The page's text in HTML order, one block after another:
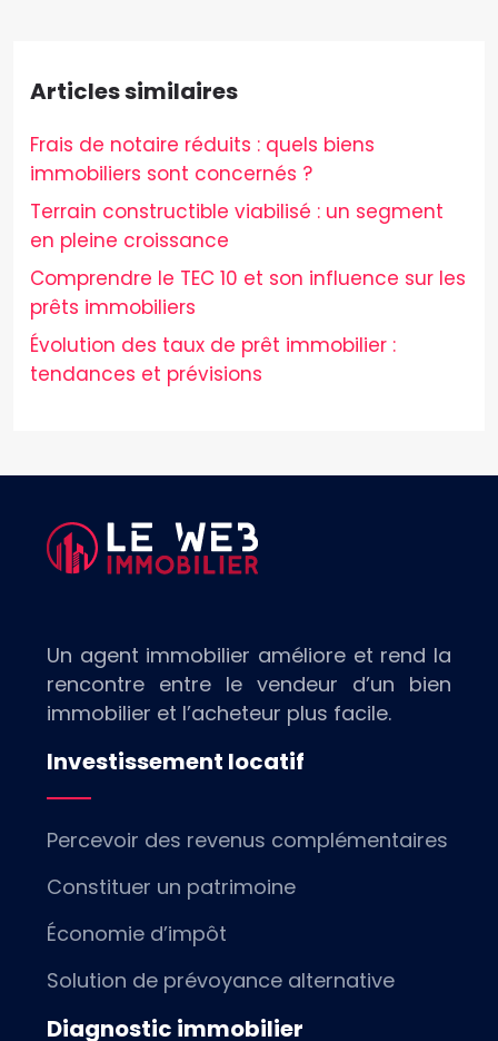
Articles similaires
Frais de notaire réduits : quels biens
immobiliers sont concernés ?
Terrain constructible viabilisé : un segment
en pleine croissance
Comprendre le TEC 10 et son influence sur les
prêts immobiliers
Évolution des taux de prêt immobilier :
tendances et prévisions
Un agent immobilier améliore et rend la
rencontre entre le vendeur d’un bien
immobilier et l’acheteur plus facile.
Investissement locatif
Percevoir des revenus complémentaires
Constituer un patrimoine
Économie d’impôt
Solution de prévoyance alternative
Diagnostic immobilier